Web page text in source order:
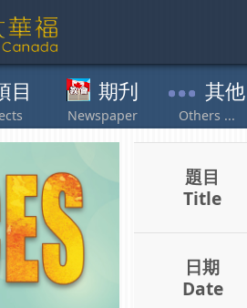
其他
題目
Title
日期
Date